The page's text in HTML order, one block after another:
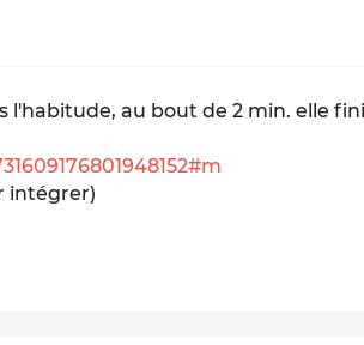
l'habitude, au bout de 2 min. elle
intégrer)